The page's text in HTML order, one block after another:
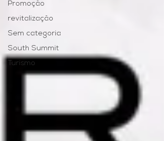
Promoção
revitalização
Sem categoria
South Summit
Turismo